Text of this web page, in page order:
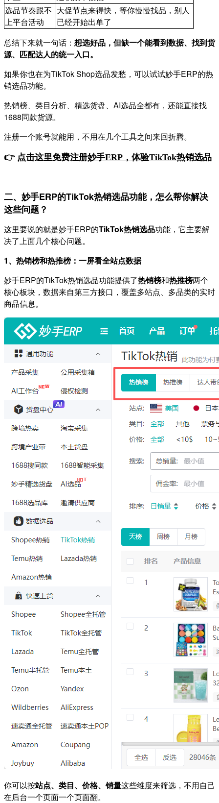
选品节奏跟不
上平台活动
大促节点来得快，等你慢慢找品，别人
已经开始出单了
总结下来就一句话： 想选好品，但缺一个能看到数据、找到货
源、匹配达人的统一入口。
如果你也在为TikTok Shop选品发愁，可以试试妙手ERP的热
销选品功能。
热销榜、类目分析、精选货盘、AI选品全都有，还能直接找
1688同款货源。
注册一个账号就能用，不用在几个工具之间来回折腾。
👉 点击这里免费注册妙手ERP，体验TikTok热销选品
二、妙手ERP的TikTok热销选品功能，怎么帮你解决
这些问题？
这里要说的就是妙手ERP的TikTok热销选品功能，它主要解
决了上面几个核心问题。
1、热销榜和热推榜：一屏看全站点数据
妙手ERP的TikTok热销选品功能提供了热销榜和热推榜两个
核心板块，数据来自第三方接口，覆盖多站点、多品类的实时
商品信息。
你可以按站点、类目、价格、销量这些维度来筛选，不用自己
在后台一个页面一个页面翻。